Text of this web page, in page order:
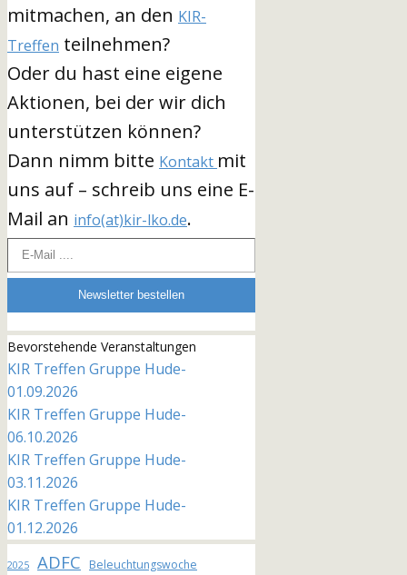
mitmachen, an den KIR-
Treffen teilnehmen?
Oder du hast eine eigene
Aktionen, bei der wir dich
unterstützen können?
Dann nimm bitte Kontakt mit
uns auf – schreib uns eine E-
Mail an info(at)kir-lko.de.
E-Mail ....
Newsletter bestellen
Bevorstehende Veranstaltungen
KIR Treffen Gruppe Hude-
01.09.2026
KIR Treffen Gruppe Hude-
06.10.2026
KIR Treffen Gruppe Hude-
03.11.2026
KIR Treffen Gruppe Hude-
01.12.2026
2025 ADFC
Beleuchtungswoche